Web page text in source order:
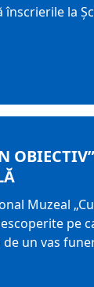
la
Muzeal
un vas